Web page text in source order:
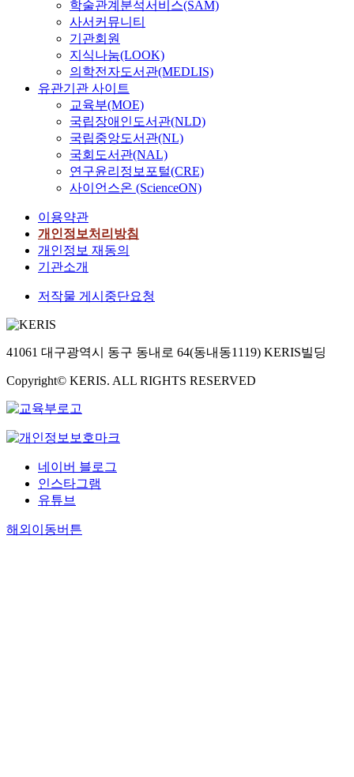
학술관계분석서비스(SAM)
사서커뮤니티
기관회원
지식나눔(LOOK)
의학전자도서관(MEDLIS)
유관기관 사이트
교육부(MOE)
국립장애인도서관(NLD)
국립중앙도서관(NL)
국회도서관(NAL)
연구윤리정보포털(CRE)
사이언스온 (ScienceON)
이용약관
개인정보처리방침
개인정보 재동의
기관소개
저작물 게시중단요청
41061 대구광역시 동구 동내로 64(동내동1119) KERIS빌딩
Copyright© KERIS. ALL RIGHTS RESERVED
네이버 블로그
인스타그램
유튜브
해외이동버튼